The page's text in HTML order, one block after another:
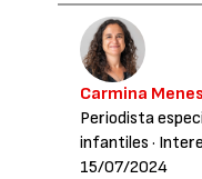
Carmina
Periodista
infantiles ·
15/07/2024